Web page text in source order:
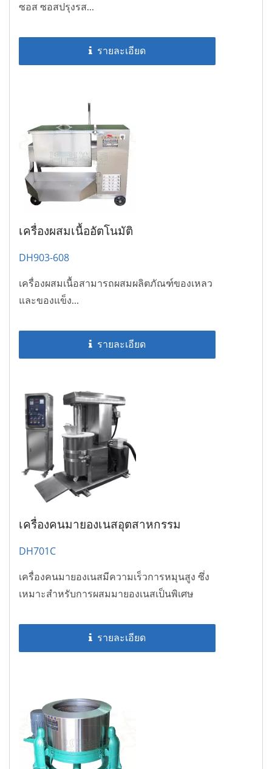
ซอส ซอสปรุงรส...
รายละเอียด
เครื่องผสมเนื้ออัตโนมัติ
DH903-608
เครื่องผสมเนื้อสามารถผสมผลิตภัณฑ์ของเหลว
และของแข็ง...
รายละเอียด
เครื่องคนมายองเนสอุตสาหกรรม
DH701C
เครื่องคนมายองเนสมีความเร็วการหมุนสูง ซึ่ง
เหมาะสำหรับการผสมมายองเนสเป็นพิเศษ
รายละเอียด